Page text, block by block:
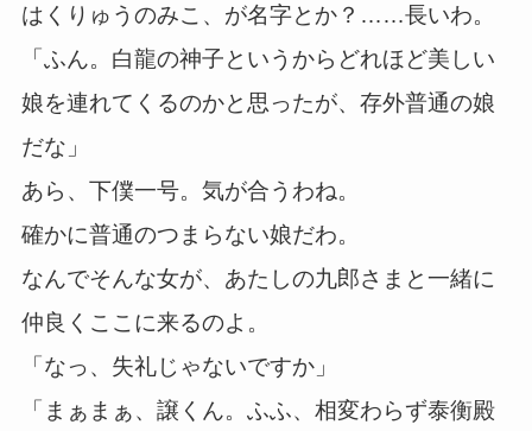
はくりゅうのみこ、が名字とか？……長いわ。
「ふん。白龍の神子というからどれほど美しい
娘を連れてくるのかと思ったが、存外普通の娘
だな」
あら、下僕一号。気が合うわね。
確かに普通のつまらない娘だわ。
なんでそんな女が、あたしの九郎さまと一緒に
仲良くここに来るのよ。
「なっ、失礼じゃないですか」
「まぁまぁ、譲くん。ふふ、相変わらず泰衡殿